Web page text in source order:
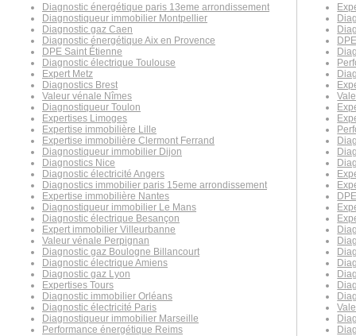
Diagnostic énergétique paris 13eme arrondissement
Diagnostiqueur immobilier Montpellier
Diagnostic gaz Caen
Diagnostic énergétique Aix en Provence
DPE Saint Étienne
Diagnostic électrique Toulouse
Expert Metz
Diagnostics Brest
Valeur vénale Nîmes
Diagnostiqueur Toulon
Expertises Limoges
Expertise immobilière Lille
Expertise immobilière Clermont Ferrand
Diagnostiqueur immobilier Dijon
Diagnostics Nice
Diagnostic électricité Angers
Diagnostics immobilier paris 15eme arrondissement
Expertise immobilière Nantes
Diagnostiqueur immobilier Le Mans
Diagnostic électrique Besançon
Expert immobilier Villeurbanne
Valeur vénale Perpignan
Diagnostic gaz Boulogne Billancourt
Diagnostic électrique Amiens
Diagnostic gaz Lyon
Expertises Tours
Diagnostic immobilier Orléans
Diagnostic électricité Paris
Diagnostiqueur immobilier Marseille
Performance énergétique Reims